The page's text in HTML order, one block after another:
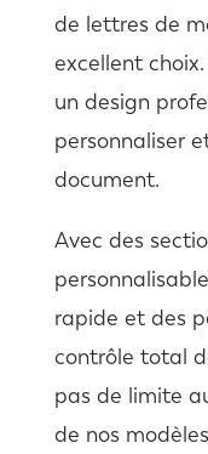
de lettres de
excellent
un design
personnaliser
document.
Avec des
rapide et des
contrôle total
pas de limite
de nos